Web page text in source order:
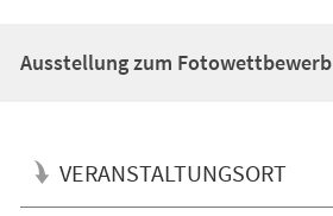
Ausstellung zum Fotowettbewerb
VERANSTALTUNGSORT